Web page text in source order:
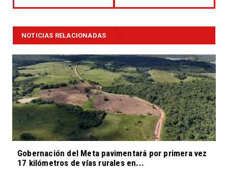
NOTICIAS RELACIONADAS
Gobernación del Meta pavimentará por primera vez
17 kilómetros de vías rurales en...